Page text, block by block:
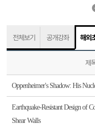
전체보기 공개강좌 해외
제
Oppenheimer's Shadow: His
Earthquake-Resistant Design of
Shear Walls